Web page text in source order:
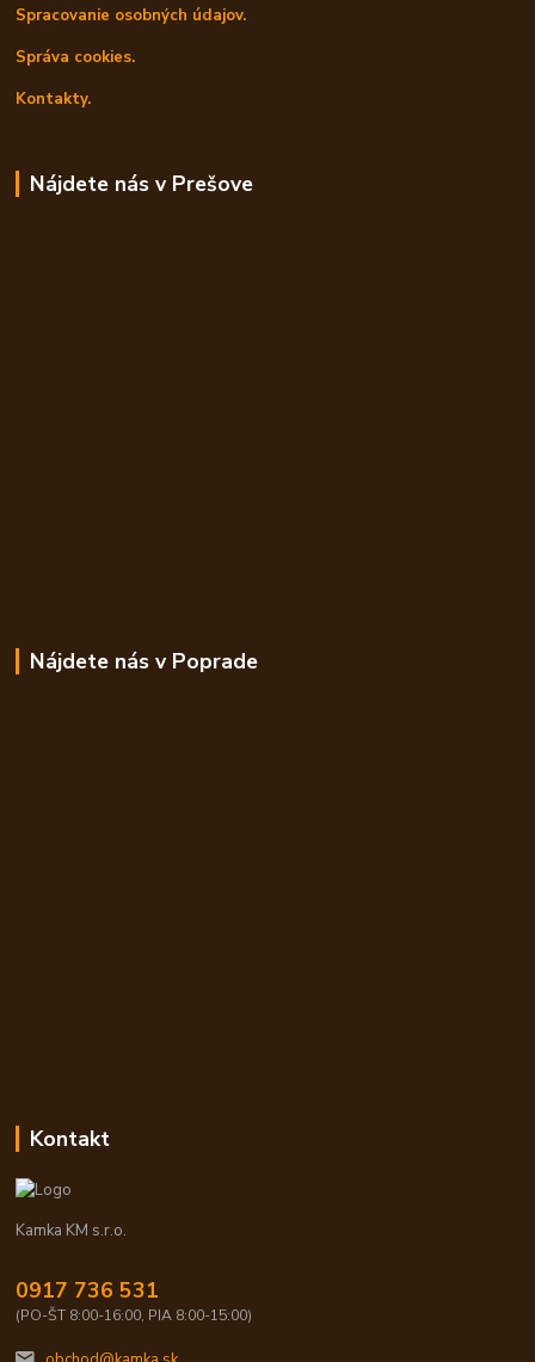
Spracovanie osobných údajov.
Správa cookies.
Kontakty.
Nájdete nás v Prešove
Nájdete nás v Poprade
Kontakt
Kamka KM s.r.o.
0917 736 531
(PO-ŠT 8:00-16:00, PIA 8:00-15:00)